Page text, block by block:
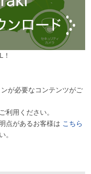
が必要なコンテンツがご
利用ください。
点があるお客様は こちら
。